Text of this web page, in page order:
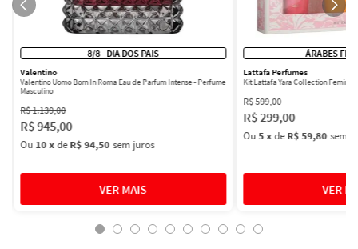
8/8 - DIA DOS PAIS
Valentino
Valentino Uomo Born In Roma Eau de Parfum Intense - Perfume
Masculino
R$1.139,00
R$945,00
Ou 10xdeR$ 94,50 sem juros
ÁRABES
Lattafa Perfumes
Kit Lattafa Yara Collection
R$599,00
R$299,00
Ou5xdeR$ 59,80 sem